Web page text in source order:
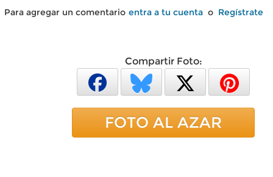
Para agregar un comentario entra a tu cuenta o Regístrate
Compartir Foto:
FOTO AL AZAR